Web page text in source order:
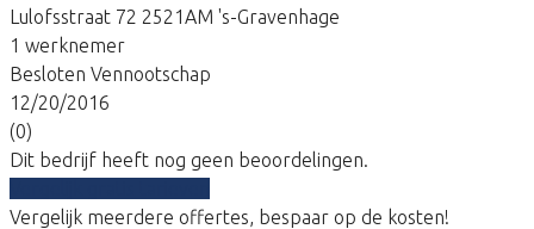
Lulofsstraat 72 2521AM 's-Gravenhage
1 werknemer
Besloten Vennootschap
12/20/2016
(0)
Dit bedrijf heeft nog geen beoordelingen.
Vergelijk meerdere offertes, bespaar op de kosten!